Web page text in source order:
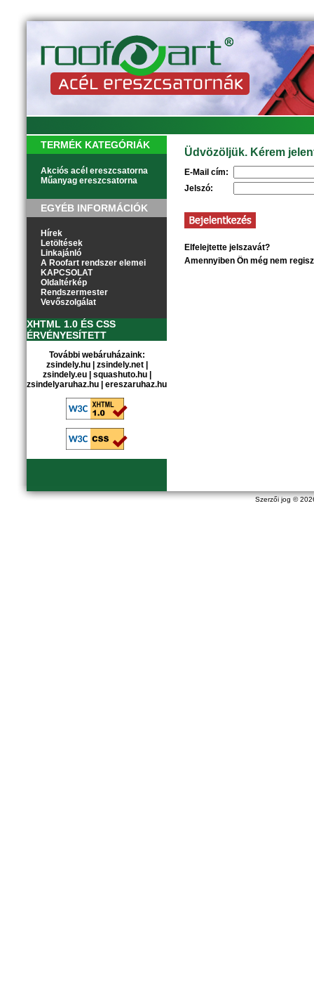
Szerzői jog ©
TERMÉK KATEGÓRIÁK
Akciós acél ereszcsatorna
Műanyag ereszcsatorna
EGYÉB INFORMÁCIÓK
Hírek
Letöltések
Linkajánló
A Roofart rendszer elemei
KAPCSOLAT
Oldaltérkép
Rendszermester
Vevőszolgálat
XHTML 1.0 ÉS CSS
ÉRVÉNYESÍTETT
További webáruházaink:
zsindely.hu| zsindely.net|
zsindely.eu| squashuto.hu|
zsindelyaruhaz.hu
ereszaruhaz.hu
Üdvözöljük. Kérem
E-Mail cím:
Jelszó:
Elfelejtette jelszavát?
Amennyiben Ön még nem